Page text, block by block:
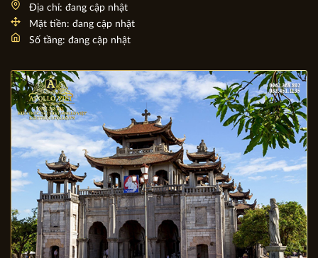
Tìm hiểu cách sắp xếp bàn ăn trong nhà hàng thu hút
khách
Mặt tiền: đang cập nhật
Số tầng: đang cập nhật